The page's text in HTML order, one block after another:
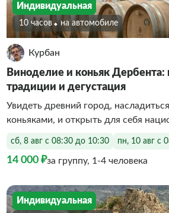
Индивидуальная
10 часов На автомобиле
Курбан
Виноделие и коньяк Дербента:
традиции и дегустация
Увидеть древний город,
коньяками, и открыть для себя
сб, 8 авг с 08:30 до 10:30 пн, 10 авг с
14 000 ₽за группу, 1-4 человека
Индивидуальная